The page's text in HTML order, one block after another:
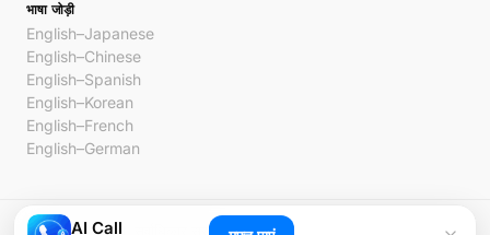
भाषा जोड़ी
English–Japanese
English–Chinese
English–Spanish
English–Korean
English–French
English–German
© 2026 AI Call. सर्वाधिकार सुरक्षित।
AI Call